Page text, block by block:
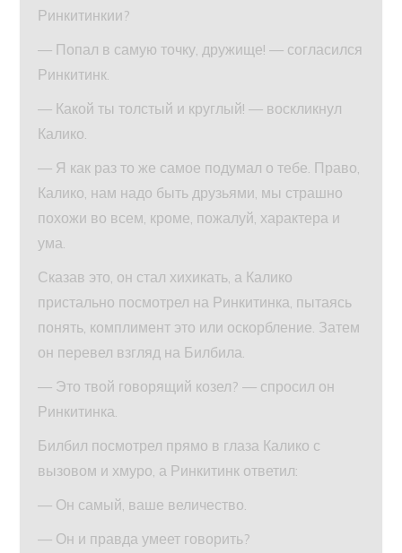
Ринкитинкии?
— Попал в самую точку, дружище! — согласился
Ринкитинк.
— Какой ты толстый и круглый! — воскликнул
Калико.
— Я как раз то же самое подумал о тебе. Право,
Калико, нам надо быть друзьями, мы страшно
похожи во всем, кроме, пожалуй, характера и
ума.
Сказав это, он стал хихикать, а Калико
пристально посмотрел на Ринкитинка, пытаясь
понять, комплимент это или оскорбление. Затем
он перевел взгляд на Билбила.
— Это твой говорящий козел? — спросил он
Ринкитинка.
Билбил посмотрел прямо в глаза Калико с
вызовом и хмуро, а Ринкитинк ответил:
— Он самый, ваше величество.
— Он и правда умеет говорить?